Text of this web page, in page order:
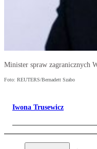
Minister spraw zagranicznych
Foto: REUTERS/Bernadett Szabo
Iwona Trusewicz